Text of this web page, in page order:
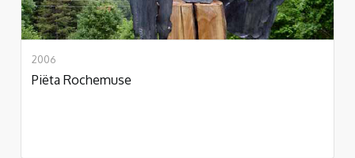
2006
Piëta Rochemuse